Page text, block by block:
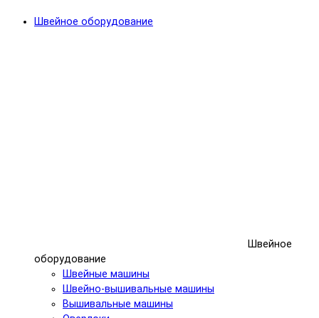
Швейное оборудование
Швейное
оборудование
Швейные машины
Швейно-вышивальные машины
Вышивальные машины